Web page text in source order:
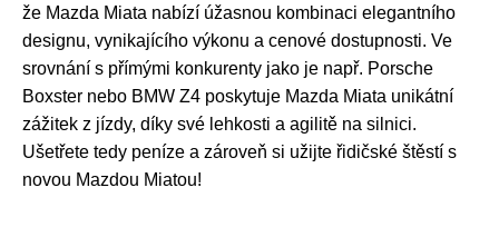
že Mazda Miata nabízí úžasnou kombinaci elegantního
designu, vynikajícího výkonu a cenové dostupnosti. Ve
srovnání s přímými konkurenty jako je např. Porsche
Boxster nebo BMW Z4 poskytuje Mazda Miata unikátní
zážitek z jízdy, díky své lehkosti a agilitě na silnici.
Ušetřete tedy peníze a zároveň si užijte řidičské štěstí s
novou Mazdou Miatou!